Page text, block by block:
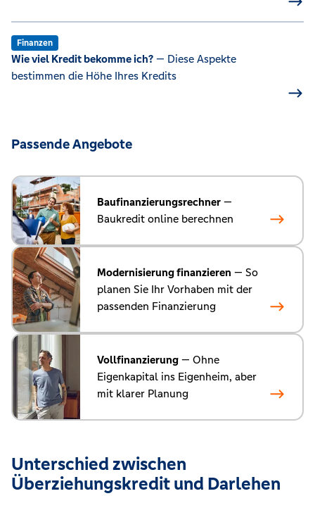
Finanzen
Wie viel Kredit bekomme ich? — Diese Aspekte
bestimmen die Höhe Ihres Kredits
Passende Angebote
Baufinanzierungsrechner —
Baukredit online berechnen
Modernisierung finanzieren — So
planen Sie Ihr Vorhaben mit der
passenden Finanzierung
Vollfinanzierung — Ohne
Eigenkapital ins Eigenheim, aber
mit klarer Planung
Unterschied zwischen
Überziehungskredit und Darlehen